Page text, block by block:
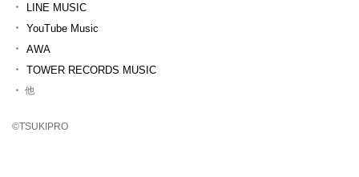
LINE MUSIC
YouTube Music
AWA
TOWER RECORDS MUSIC
他
©TSUKIPRO